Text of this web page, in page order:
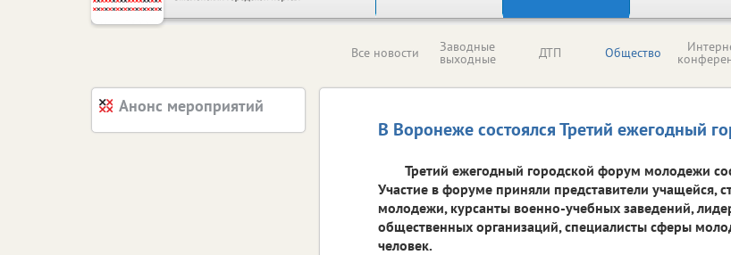
Все новости Заводные
выходные ДТП Общество
В Воронеже состоялся Третий ежегодный
Третий ежегодный городской форум молодежи
Участие в форуме приняли представители учащейся,
молодежи, курсанты военно-учебных заведений,
общественных организаций, специалисты сферы
человек.
Анонс мероприятий